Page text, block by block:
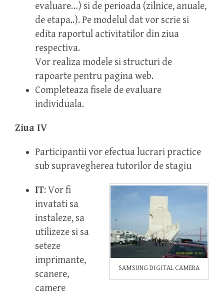
evaluare…) si de perioada (zilnice, anuale,
de etapa..). Pe modelul dat vor scrie si
edita raportul activitatilor din ziua
respectiva.
Vor realiza modele si structuri de
rapoarte pentru pagina web.
Completeaza fisele de evaluare
individuala.
Ziua IV
Participantii vor efectua lucrari practice
sub supravegherea tutorilor de stagiu
SAMSUNG DIGITAL CAMERA
IT: Vor fi
invatati sa
instaleze, sa
utilizeze si sa
seteze
imprimante,
scanere,
camere